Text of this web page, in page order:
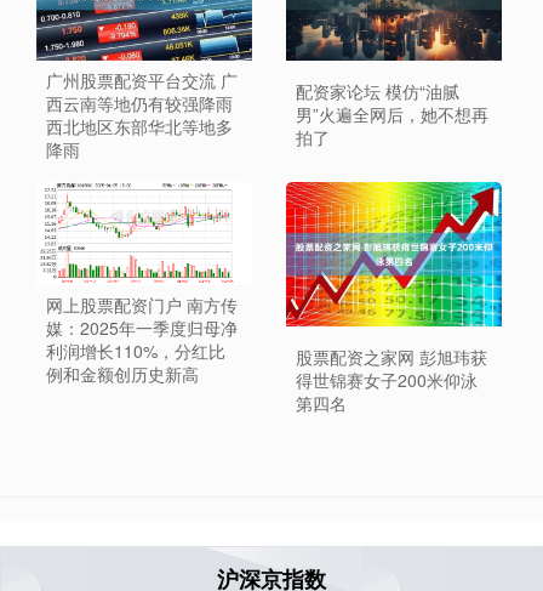
广州股票配资平台交流 广
西云南等地仍有较强降雨
西北地区东部华北等地多
降雨
配资家论坛 模仿“油腻
男”火遍全网后，她不想再
拍了
网上股票配资门户 南方传
媒：2025年一季度归母净
利润增长110%，分红比
例和金额创历史新高
股票配资之家网 彭旭玮获
得世锦赛女子200米仰泳
第四名
沪深京指数